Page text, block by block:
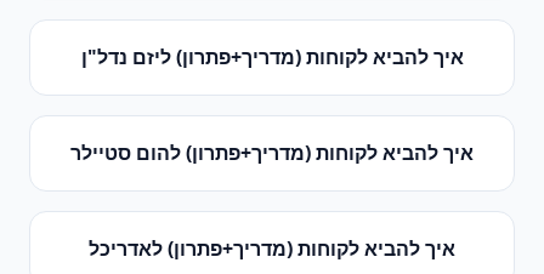
איך להביא לקוחות (מדריך+פתרון)ליזם נדל"ן
איך להביא לקוחות (מדריך+פתרון)להום סטיילר
איך להביא לקוחות (מדריך+פתרון)לאדריכל